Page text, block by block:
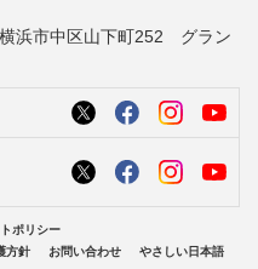
浜市中区山下町252 グラン
ポリシー
方針 お問い合わせ やさしい日本語